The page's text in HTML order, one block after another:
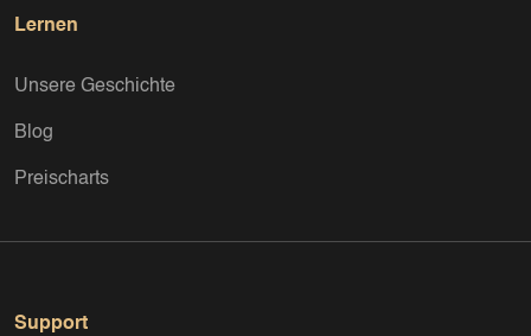
Lernen
Unsere Geschichte
Blog
Preischarts
Support